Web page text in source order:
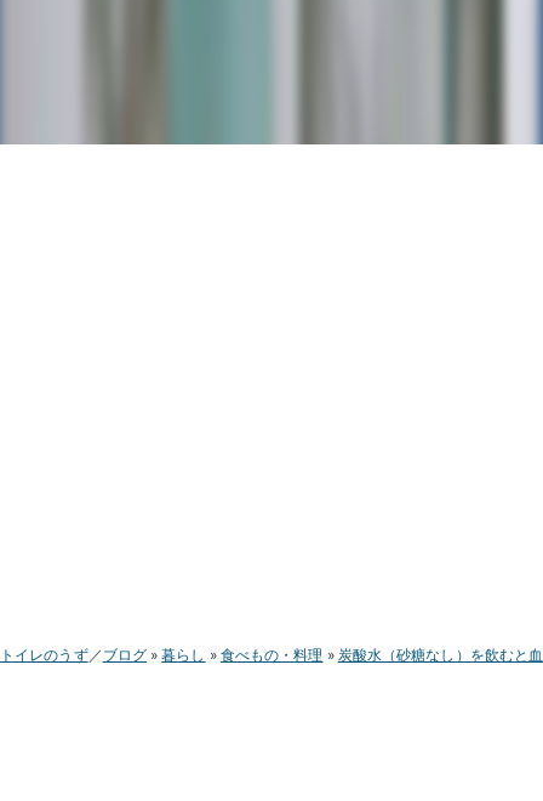
トイレのうず ブログ 暮らし 食べもの・料理 炭酸水（砂糖なし）を飲むと血